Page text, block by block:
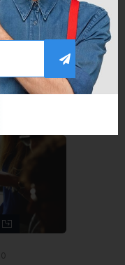
moment
0